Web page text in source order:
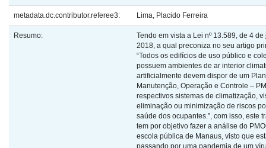
metadata.dc.contributor.referee3: Lima, Placido Ferreira
Resumo:
Tendo em vista a Lei nº 13.589, de 4
2018, a qual preconiza no seu artigo
“Todos os edifícios de uso público e
possuem ambientes de ar interior
artificialmente devem dispor de um
Manutenção, Operação e Controle –
respectivos sistemas de climatização,
eliminação ou minimização de riscos
saúde dos ocupantes.”, com isso, este
tem por objetivo fazer a análise do
escola pública de Manaus, visto que
passando por uma pandemia de um